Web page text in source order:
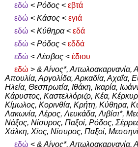
εδώ < Ρόδος < εβτά
εδώ < Κάσος < εγιά
εδώ < Κύθηρα< εδά
εδώ < Ρόδος < εδδά
εδώ <Λέσβος < έδιου
εδώ > & Αίνος*, Αιτωλοακαρνανία,
Απουλία, Αργολίδα, Αρκαδία, Αχαΐα,
Ηλεία, Θεσπρωτία, Ιθάκη, Ικαρία,
Κάρυστος, Καστελλόριζο, Κέα,
Κίμωλος, Κορινθία, Κρήτη, Κύθηρα,
Λακωνία, Λέρος, Λευκάδα, Λιβίσι*,
Νάξος, Νίσυρος, Παξοί, Ρόδος,
Χάλκη, Χίος, Νίσυρος, Παξοί,
εδώ < & Αίνος*, Αιτωλοακαρνανία,